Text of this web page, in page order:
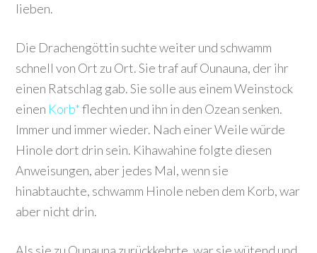
lieben.
Die Drachengöttin suchte weiter und schwamm
schnell von Ort zu Ort. Sie traf auf Ounauna, der ihr
einen Ratschlag gab. Sie solle aus einem Weinstock
einen Korb*flechten und ihn in den Ozean senken.
Immer und immer wieder. Nach einer Weile würde
Hinole dort drin sein. Kihawahine folgte diesen
Anweisungen, aber jedes Mal, wenn sie
hinabtauchte, schwamm Hinole neben dem Korb, war
aber nicht drin.